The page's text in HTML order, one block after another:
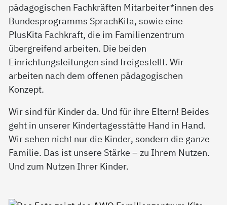
pädagogischen Fachkräften Mitarbeiter*innen des
Bundesprogramms SprachKita, sowie eine
PlusKita Fachkraft, die im Familienzentrum
übergreifend arbeiten. Die beiden
Einrichtungsleitungen sind freigestellt. Wir
arbeiten nach dem offenen pädagogischen
Konzept.
Wir sind für Kinder da. Und für ihre Eltern! Beides
geht in unserer Kindertagesstätte Hand in Hand.
Wir sehen nicht nur die Kinder, sondern die ganze
Familie. Das ist unsere Stärke – zu Ihrem Nutzen.
Und zum Nutzen Ihrer Kinder.